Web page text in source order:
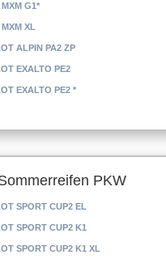
G1*
XL
ALPIN PA2 ZP
EXALTO PE2
EXALTO PE2 *
PKW
SPORT CUP2 EL
SPORT CUP2 K1
SPORT CUP2 K1 XL